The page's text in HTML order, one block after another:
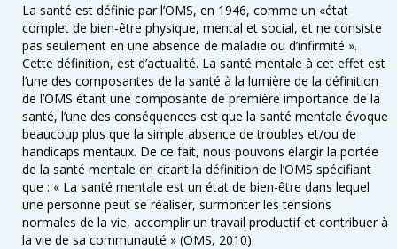
La santé est définie par l’OMS, en 1946, comme un «état
complet de bien-être physique, mental et social, et ne consiste
pas seulement en une absence de maladie ou d’infirmité ».
Cette définition, est d’actualité. La santé mentale à cet effet est
l’une des composantes de la santé à la lumière de la définition
de l’OMS étant une composante de première importance de la
santé, l’une des conséquences est que la santé mentale évoque
beaucoup plus que la simple absence de troubles et/ou de
handicaps mentaux. De ce fait, nous pouvons élargir la portée
de la santé mentale en citant la définition de l’OMS spécifiant
que : « La santé mentale est un état de bien-être dans lequel
une personne peut se réaliser, surmonter les tensions
normales de la vie, accomplir un travail productif et contribuer à
la vie de sa communauté » (OMS, 2010).